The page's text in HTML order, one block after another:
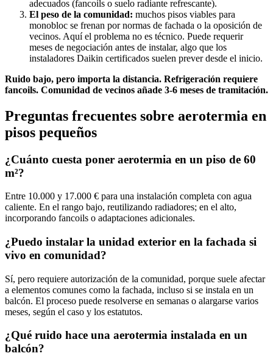
adecuados (fancoils o suelo radiante refrescante).
El peso de la comunidad: muchos pisos viables para
monobloc se frenan por normas de fachada o la oposición de
vecinos. Aquí el problema no es técnico. Puede requerir
meses de negociación antes de instalar, algo que los
instaladores Daikin certificados suelen prever desde el inicio.
Ruido bajo, pero importa la distancia. Refrigeración requiere
fancoils. Comunidad de vecinos añade 3-6 meses de tramitación.
Preguntas frecuentes sobre aerotermia en
pisos pequeños
¿Cuánto cuesta poner aerotermia en un piso de 60
m²?
Entre 10.000 y 17.000 € para una instalación completa con agua
caliente. En el rango bajo, reutilizando radiadores; en el alto,
incorporando fancoils o adaptaciones adicionales.
¿Puedo instalar la unidad exterior en la fachada si
vivo en comunidad?
Sí, pero requiere autorización de la comunidad, porque suele afectar
a elementos comunes como la fachada, incluso si se instala en un
balcón. El proceso puede resolverse en semanas o alargarse varios
meses, según el caso y los estatutos.
¿Qué ruido hace una aerotermia instalada en un
balcón?